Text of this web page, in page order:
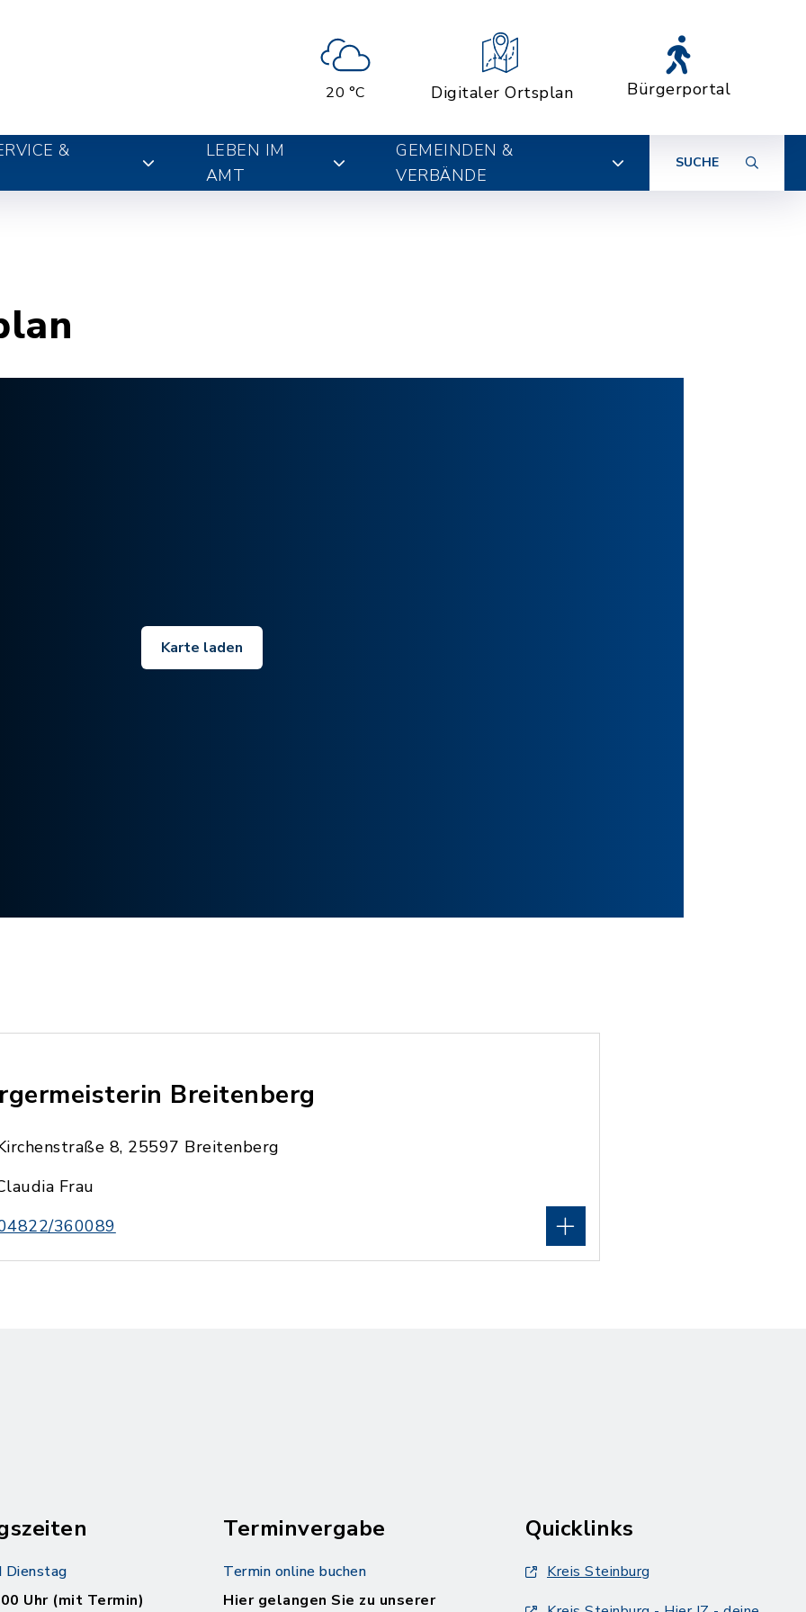
20 °C Digitaler Ortsplan Bürgerportal
&
LEBEN IM
AMT
GEMEINDEN &
VERBÄNDE
SUCHE
Karte laden
Breitenberg
8, 25597 Breitenberg
Frau
360089
Dienstag
Uhr (mit Termin)
Terminvergabe
Termin online buchen
Hier gelangen Sie zu unserer
Quicklinks
Kreis Steinburg